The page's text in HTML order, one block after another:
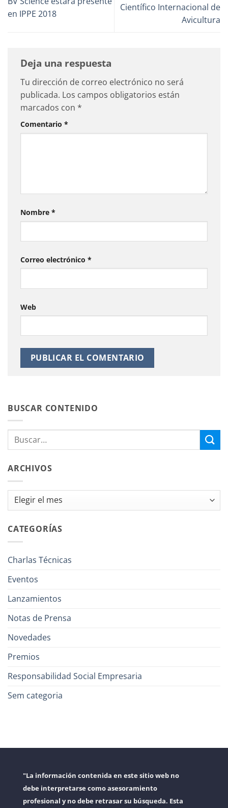
en IPPE 2018
Científico Internacional de
Avicultura
Deja una respuesta
Tu dirección de correo electrónico no será
publicada. Los campos obligatorios están
marcados con *
Comentario *
Nombre *
Correo electrónico *
Web
BUSCAR CONTENIDO
ARCHIVOS
Archivos
CATEGORÍAS
Charlas Técnicas
Eventos
Lanzamientos
Notas de Prensa
Novedades
Premios
Responsabilidad Social Empresaria
Sem categoria
"La información contenida en este sitio web no
debe interpretarse como asesoramiento
profesional y no debe retrasar su búsqueda. Esta